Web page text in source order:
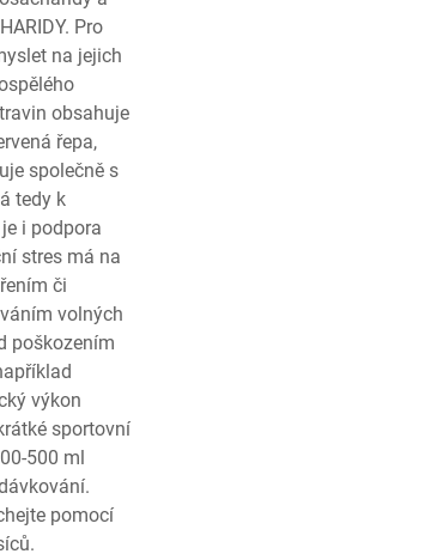
Pro
na jejich
obsahuje
řepa,
společně s
tedy k
i podpora
stres má na
či
volných
poškozením
výkon
sportovní
500 ml
pomocí